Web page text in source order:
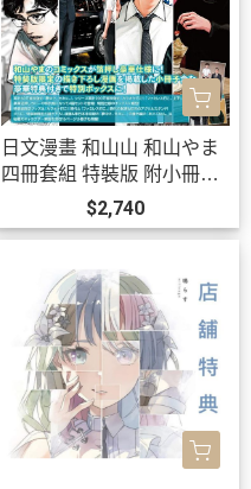
日文漫畫 和山山 和山やま
四冊套組 特裝版 附小冊
子、立牌 去唱卡拉OK吧、
為你著迷*12/11發售!
$2,740